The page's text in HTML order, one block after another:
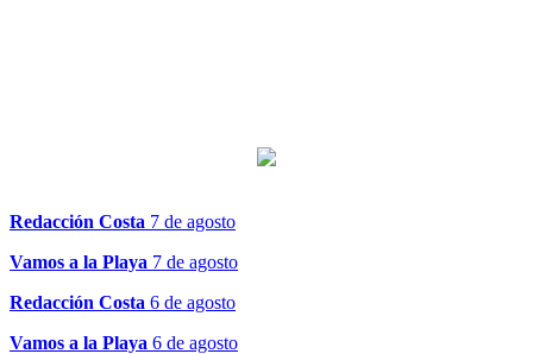
Redacción Costa 7 de agosto
Vamos a la Playa 7 de agosto
Redacción Costa 6 de agosto
Vamos a la Playa 6 de agosto